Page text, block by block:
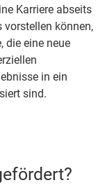
Karriere abseits
können,
die eine neue
in ein
sind.